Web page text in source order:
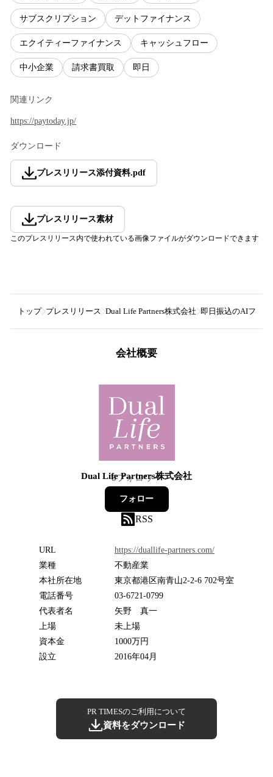
サブスクリプション デットファイナンス
エクイティーファイナンス キャッシュフロー
中小企業 請求書買取 即日
関連リンク
https://paytoday.jp/
ダウンロード
プレスリリース添付資料.pdf
プレスリリース素材
このプレスリリース内で使われている画像ファイルがダウンロードできます
トップ プレスリリース Dual Life Partners株式会社 即日振込のAIファ
会社概要
Dual Life Partners株式会社
8フォロワー
フォロー
RSS
URL
https://duallife-partners.com/
業種
不動産業
本社所在地
東京都港区南青山2-2-6 702号室
電話番号
03-6721-0799
代表者名
矢野 真一
上場
未上場
資本金
1000万円
設立
2016年04月
PR TIMESのご利用について
資料をダウンロード